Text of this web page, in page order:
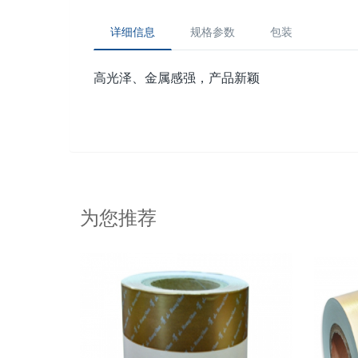
详细信息 规格参数 包装
高光泽、金属感强，产品新颖
为您推荐